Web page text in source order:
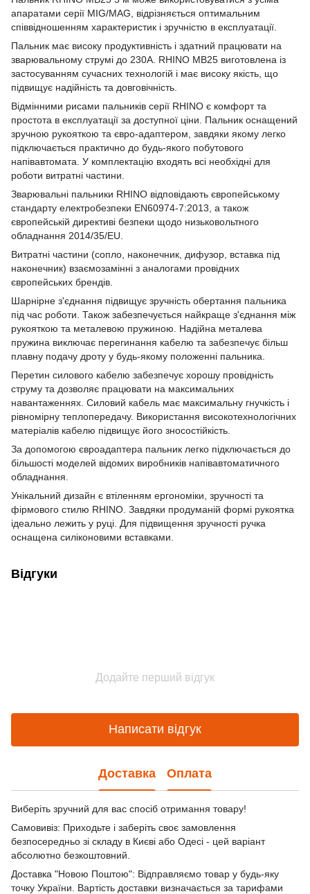
апаратами серії MIG/MAG, відрізняється оптимальним
співвідношенням характеристик і зручністю в експлуатації.
Пальник має високу продуктивність і здатний працювати на
зварювальному струмі до 230А. RHINO MB25 виготовлена із
застосуванням сучасних технологій і має високу якість, що
підвищує надійність та довговічність.
Відмінними рисами пальників серії RHINO є комфорт та
простота в експлуатації за доступної ціни. Пальник оснащений
зручною рукояткою та євро-адаптером, завдяки якому легко
підключається практично до будь-якого побутового
напівавтомата. У комплектацію входять всі необхідні для
роботи витратні частини.
Зварювальні пальники RHINO відповідають європейському
стандарту електробезпеки EN60974-7:2013, а також
європейській директиві безпеки щодо низьковольтного
обладнання 2014/35/EU.
Витратні частини (сопло, наконечник, дифузор, вставка під
наконечник) взаємозамінні з аналогами провідних
європейських брендів.
Шарнірне з'єднання підвищує зручність обертання пальника
під час роботи. Також забезпечується найкраще з'єднання між
рукояткою та металевою пружиною. Надійна металева
пружина виключає перегинання кабелю та забезпечує більш
плавну подачу дроту у будь-якому положенні пальника.
Перетин силового кабелю забезпечує хорошу провідність
струму та дозволяє працювати на максимальних
навантаженнях. Силовий кабель має максимальну гнучкість і
рівномірну теплопередачу. Використання високотехнологічних
матеріалів кабелю підвищує його зносостійкість.
За допомогою євроадаптера пальник легко підключається до
більшості моделей відомих виробників напівавтоматичного
обладнання.
Унікальний дизайн є втіленням ергономіки, зручності та
фірмового стилю RHINO. Завдяки продуманій формі рукоятка
ідеально лежить у руці. Для підвищення зручності ручка
оснащена силіконовими вставками.
Відгуки
Додайте перший відгук
Написати відгук
Доставка Оплата
Виберіть зручний для вас спосіб отримання товару!
Самовивіз: Приходьте і заберіть своє замовлення
безпосередньо зі складу в Києві або Одесі - цей варіант
абсолютно безкоштовний.
Доставка "Новою Поштою": Відправляємо товар у будь-яку
точку України. Вартість доставки визначається за тарифами